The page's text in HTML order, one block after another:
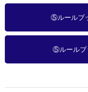
⑤ルールブ
⑤ルールブ